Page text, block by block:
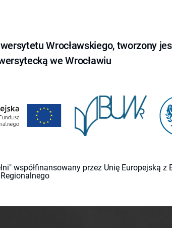
Wrocławskiego, tworzony
we Wrocławiu
współfinansowany przez Unię Europejską z
Regionalnego